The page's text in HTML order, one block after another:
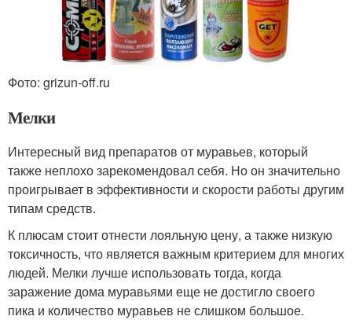
Фото: grizun-off.ru
Мелки
Интересный вид препаратов от муравьев, который
также неплохо зарекомендовал себя. Но он значительно
проигрывает в эффективности и скорости работы другим
типам средств.
К плюсам стоит отнести лояльную цену, а также низкую
токсичность, что является важным критерием для многих
людей. Мелки лучше использовать тогда, когда
заражение дома муравьями еще не достигло своего
пика и количество муравьев не слишком большое.